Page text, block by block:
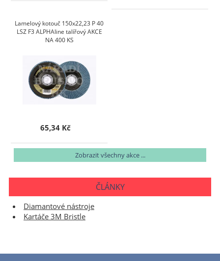
Lamelový kotouč 150x22,23 P 40
LSZ F3 ALPHAline talířový AKCE
NA 400 KS
65,34 Kč
Zobrazit všechny akce ...
ČLÁNKY
Diamantové nástroje
Kartáče 3M Bristle